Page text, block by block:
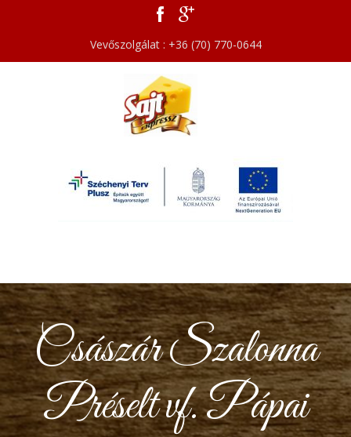
Vevőszolgálat : +36 (70) 770-0644
Császár Szalonna
Préselt vf. Pápai